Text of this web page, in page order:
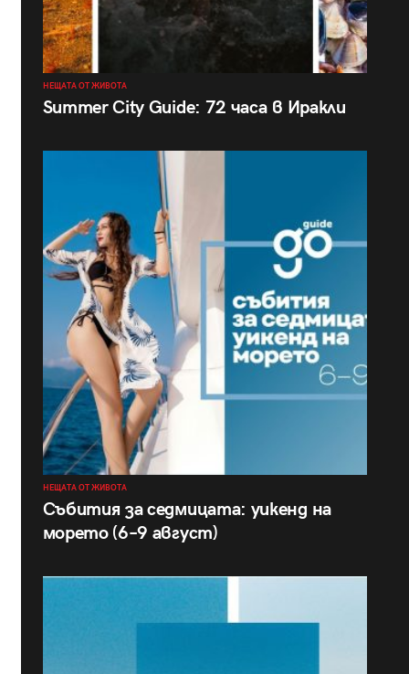
НЕЩАТА ОТ ЖИВОТА
Summer City Guide: 72 часа в Иракли
НЕЩАТА ОТ ЖИВОТА
Събития за седмицата: уикенд на
морето (6–9 август)